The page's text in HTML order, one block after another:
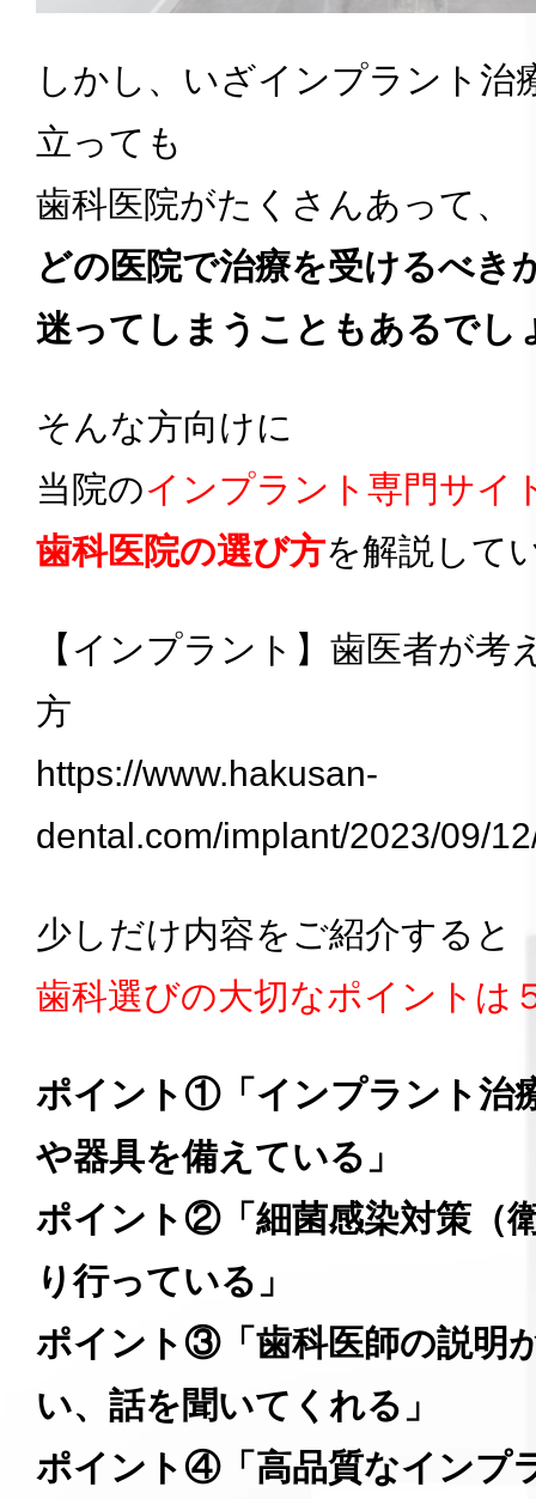
しかし、いざインプラント治
立っても
歯科医院がたくさんあって、
どの医院で治療を受けるべき
迷ってしまうこともあるでし
そんな方向けに
当院のインプラント専門サイ
歯科医院の選び方を解説して
【インプラント】歯医者が考
方
https://www.hakusan-
dental.com/implant/2023/09/
少しだけ内容をご紹介すると
歯科選びの大切なポイントは
ポイント①「インプラント治
や器具を備えている」
ポイント②「細菌感染対策（
り行っている」
ポイント③「歯科医師の説明
い、話を聞いてくれる」
ポイント④「高品質なインプ